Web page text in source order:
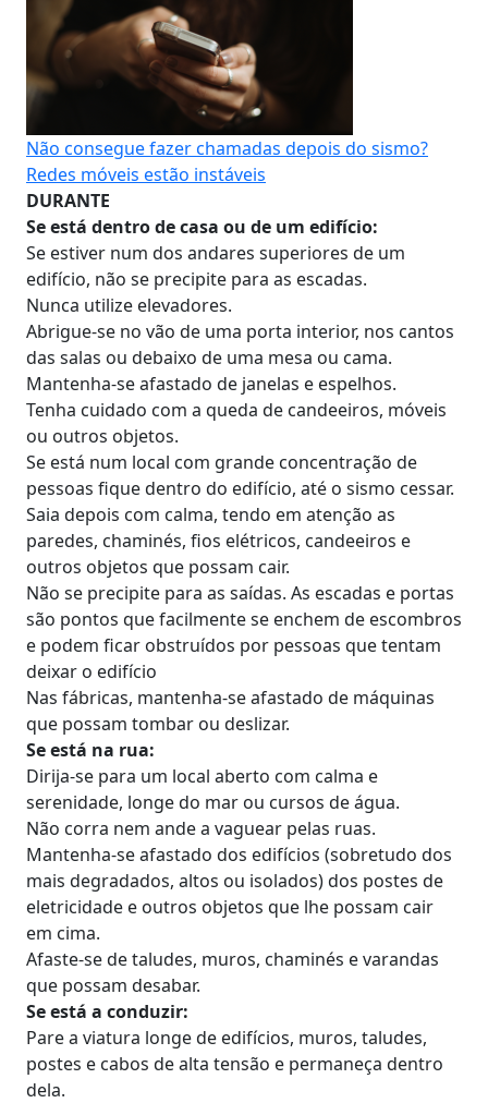
Não consegue fazer chamadas depois do sismo?
Redes móveis estão instáveis
DURANTE
Se está dentro de casa ou de um edifício:
Se estiver num dos andares superiores de um
edifício, não se precipite para as escadas.
Nunca utilize elevadores.
Abrigue-se no vão de uma porta interior, nos cantos
das salas ou debaixo de uma mesa ou cama.
Mantenha-se afastado de janelas e espelhos.
Tenha cuidado com a queda de candeeiros, móveis
ou outros objetos.
Se está num local com grande concentração de
pessoas fique dentro do edifício, até o sismo cessar.
Saia depois com calma, tendo em atenção as
paredes, chaminés, fios elétricos, candeeiros e
outros objetos que possam cair.
Não se precipite para as saídas. As escadas e portas
são pontos que facilmente se enchem de escombros
e podem ficar obstruídos por pessoas que tentam
deixar o edifício
Nas fábricas, mantenha-se afastado de máquinas
que possam tombar ou deslizar.
Se está na rua:
Dirija-se para um local aberto com calma e
serenidade, longe do mar ou cursos de água.
Não corra nem ande a vaguear pelas ruas.
Mantenha-se afastado dos edifícios (sobretudo dos
mais degradados, altos ou isolados) dos postes de
eletricidade e outros objetos que lhe possam cair
em cima.
Afaste-se de taludes, muros, chaminés e varandas
que possam desabar.
Se está a conduzir:
Pare a viatura longe de edifícios, muros, taludes,
postes e cabos de alta tensão e permaneça dentro
dela.